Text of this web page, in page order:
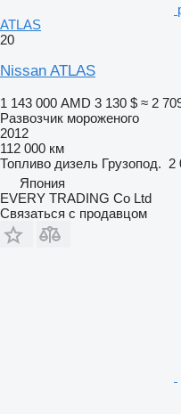
ATLAS
20
Nissan ATLAS
1 143 000 AMD 3 130 $ ≈ 2
Развозчик мороженого
2012
112 000 км
Топливо дизель Грузопод. 2
Япония
EVERY TRADING Co Ltd
Связаться с продавцом